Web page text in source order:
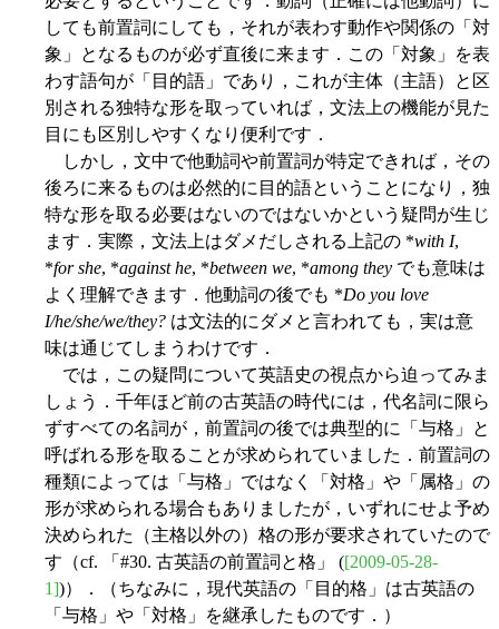
しても前置詞にしても，それが表わす動作や関係の「対
象」となるものが必ず直後に来ます．この「対象」を表
わす語句が「目的語」であり，これが主体（主語）と区
別される独特な形を取っていれば，文法上の機能が見た
目にも区別しやすくなり便利です．
しかし，文中で他動詞や前置詞が特定できれば，その
後ろに来るものは必然的に目的語ということになり，独
特な形を取る必要はないのではないかという疑問が生じ
ます．実際，文法上はダメだしされる上記の *with I,
*for she, *against he, *between we, *among they でも意味は
よく理解できます．他動詞の後でも *Do you love
I/he/she/we/they? は文法的にダメと言われても，実は意
味は通じてしまうわけです．
では，この疑問について英語史の視点から迫ってみま
しょう．千年ほど前の古英語の時代には，代名詞に限ら
ずすべての名詞が，前置詞の後では典型的に「与格」と
呼ばれる形を取ることが求められていました．前置詞の
種類によっては「与格」ではなく「対格」や「属格」の
形が求められる場合もありましたが，いずれにせよ予め
決められた（主格以外の）格の形が要求されていたので
す（cf. 「#30. 古英語の前置詞と格」 ([2009-05-28-
1])）．（ちなみに，現代英語の「目的格」は古英語の
「与格」や「対格」を継承したものです．）